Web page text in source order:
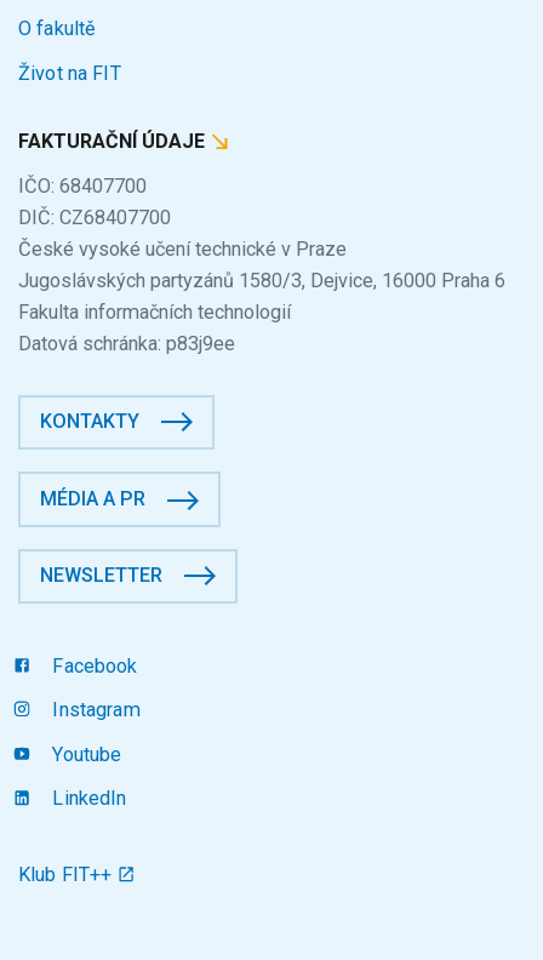
O fakultě
Život na FIT
FAKTURAČNÍ ÚDAJE
IČO: 68407700
DIČ: CZ68407700
České vysoké učení technické v Praze
Jugoslávských partyzánů 1580/3, Dejvice, 16000 Praha 6
Fakulta informačních technologií
Datová schránka: p83j9ee
KONTAKTY
MÉDIA A PR
NEWSLETTER
Facebook
Instagram
Youtube
LinkedIn
Klub FIT++